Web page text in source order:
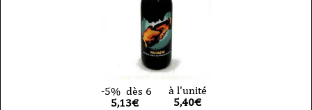
-5% dès 6
5,13€
à l'unité
5,40€